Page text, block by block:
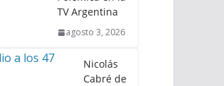
TV Argentina
agosto 3, 2026
Nicolás
Cabré de